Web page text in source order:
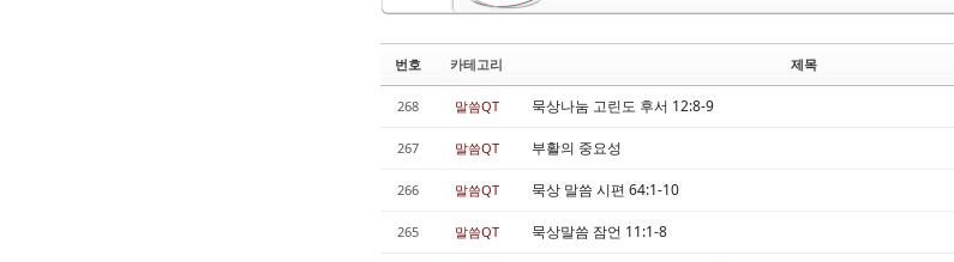
번호 카테고리 제목
268 말씀QT 묵상나눔 고린도 후서 12:8-9
267 말씀QT 부활의 중요성
266 말씀QT 묵상 말씀 시편 64:1-10
265 말씀QT 묵상말씀 잠언 11:1-8